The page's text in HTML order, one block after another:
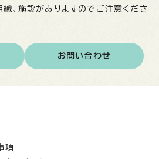
、施設がありますのでご注意くださ
お問い合わせ
項